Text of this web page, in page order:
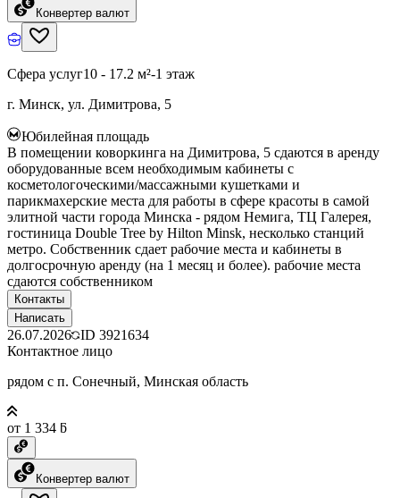
Конвертер валют
Сфера услуг10 - 17.2 м²-1 этаж
г. Минск, ул. Димитрова, 5
Юбилейная площадь
В помещении коворкинга на Димитрова, 5 сдаются в аренду
оборудованные всем необходимым кабинеты с
косметологоческими/массажными кушетками и
парикмахерские места для работы в сфере красоты в самой
элитной части города Минска - рядом Немига, ТЦ Галерея,
гостиница Double Tree by Hilton Minsk, несколько станций
метро. Собственник сдает рабочие места и кабинеты в
долгосрочную аренду (на 1 месяц и более). рабочие места
сдаются собственником
Контакты
Написать
26.07.2026 ID 3921634
Контактное лицо
рядом с п. Сонечный, Минская область
от 1 334 ƃ
Конвертер валют